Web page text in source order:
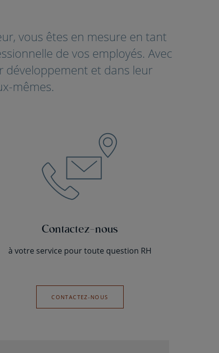
vous êtes en mesure en tant
de vos employés. Avec
développement et dans leur
mêmes.
Contactez-nous
à votre service pour toute question RH
CONTACTEZ-NOUS